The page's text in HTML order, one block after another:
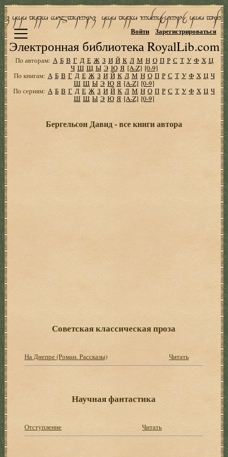
Электронная библиотека RoyalLib.com
Войти Зарегистрироваться
По авторам: А Б В Г Д Е Ж З И Й К Л М Н О П Р С Т У Ф Х Ц
Ч Ш Щ Ы Э Ю Я [A-Z] [0-9]
По книгам: А Б В Г Д Е Ж З И Й К Л М Н О П Р С Т У Ф Х Ц Ч
Ш Щ Ы Э Ю Я [A-Z] [0-9]
По сериям: А Б В Г Д Е Ж З И Й К Л М Н О П Р С Т У Ф Х Ц Ч
Ш Щ Ы Э Ю Я [A-Z] [0-9]
Бергельсон Давид - все книги автора
Советская классическая проза
На Днепре (Роман. Рассказы) Читать
Научная фантастика
Отступление Читать